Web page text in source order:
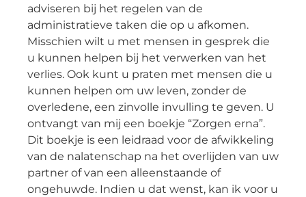
adviseren bij het regelen van de
administratieve taken die op u afkomen.
Misschien wilt u met mensen in gesprek die
u kunnen helpen bij het verwerken van het
verlies. Ook kunt u praten met mensen die u
kunnen helpen om uw leven, zonder de
overledene, een zinvolle invulling te geven. U
ontvangt van mij een boekje “Zorgen erna”.
Dit boekje is een leidraad voor de afwikkeling
van de nalatenschap na het overlijden van uw
partner of van een alleenstaande of
ongehuwde. Indien u dat wenst, kan ik voor u